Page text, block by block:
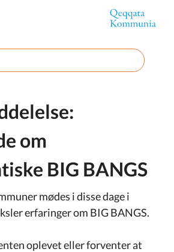
om
BIG BANGS
mødes i disse dage i
erfaringer om BIG BANGS.
oplevet eller forventer at